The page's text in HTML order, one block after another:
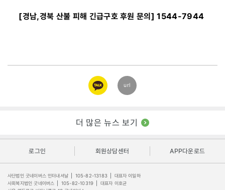
[경남,경북 산불 피해 긴급구호 후원 문의] 1544-7944
카카오
링크
url
더 많은 뉴스 보기
로그인 회원상담센터 APP다운로드
사단법인 굿네이버스 인터내셔날 105-82-13183
대표자 이일하
사회복지법인 굿네이버스
105-82-10319
대표자 이호균